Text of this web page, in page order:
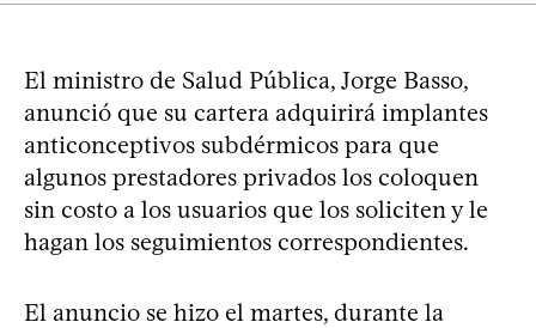
El ministro de Salud Pública, Jorge Basso,
anunció que su cartera adquirirá implantes
anticonceptivos subdérmicos para que
algunos prestadores privados los coloquen
sin costo a los usuarios que los soliciten y le
hagan los seguimientos correspondientes.
El anuncio se hizo el martes, durante la